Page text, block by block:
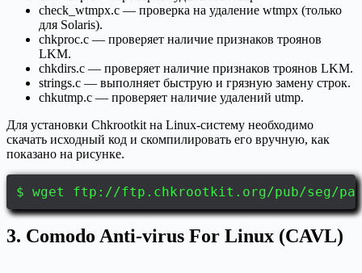
check_wtmpx.c — проверка на удаление wtmpx (только
для Solaris).
chkproc.c — проверяет наличие признаков троянов
LKM.
chkdirs.c — проверяет наличие признаков троянов LKM.
strings.c — выполняет быструю и грязную замену строк.
chkutmp.c — проверяет наличие удалений utmp.
Для установки Chkrootkit на Linux-систему необходимо
скачать исходный код и скомпилировать его вручную, как
показано на рисунке.
$ wget ftp://ftp.chkrootkit.org/pub/seg/
3. Comodo Anti-virus For Linux (CAVL)